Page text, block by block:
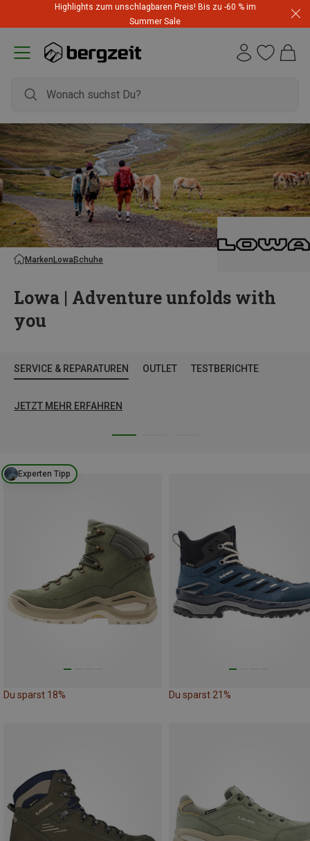
Highlights zum unschlagbaren Preis! Bis zu -60 % im
Summer Sale
MarkenLowaSchuhe
Lowa | Adventure unfolds with
you
SERVICE & REPARATUREN OUTLET TESTBERICHTE
JETZT MEHR ERFAHREN
Experten Tipp
Du sparst 18% Du sparst 21%